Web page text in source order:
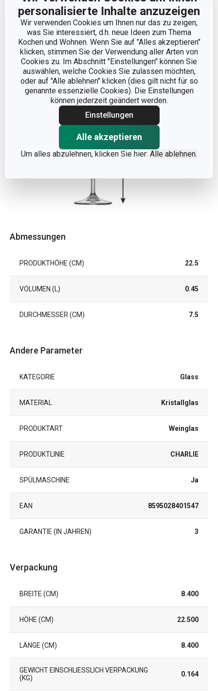
personalisierte Inhalte anzuzeigen
Wir verwenden Cookies um Ihnen nur das zu zeigen,
was Sie interessiert, d.h. neue Ideen zum Thema
Kochen und Wohnen. Wenn Sie auf "Alles akzeptieren"
klicken, stimmen Sie der Verwendung aller Arten von
Cookies zu. Im Abschnitt "Einstellungen" können Sie
auswählen, welche Cookies Sie zulassen möchten,
oder auf "Alle ablehnen" klicken (dies gilt nicht für so
genannte essenzielle Cookies). Die Einstellungen
können jederzeit geändert werden.
Einstellungen
Alle akzeptieren
Um alles abzulehnen, klicken Sie hier: Alle ablehnen.
Weniger anzeigen
Abmessungen
PRODUKTHÖHE (CM) 22.5
VOLUMEN (L) 0.45
DURCHMESSER (CM) 7.5
Andere Parameter
KATEGORIE Glass
MATERIAL Kristallglas
PRODUKTART Weinglas
PRODUKTLINIE CHARLIE
SPÜLMASCHINE Ja
EAN 8595028401547
GARANTIE (IN JAHREN) 3
Verpackung
BREITE (CM) 8.400
HÖHE (CM) 22.500
LÄNGE (CM) 8.400
GEWICHT EINSCHLIESSLICH VERPACKUNG (
KG)
0.164